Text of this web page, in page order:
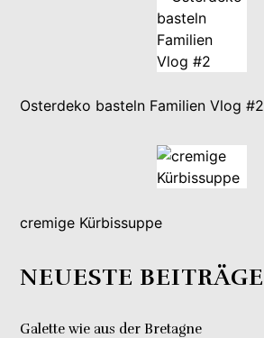
Osterdeko basteln Familien Vlog #2
cremige Kürbissuppe
NEUESTE BEITRÄGE
Galette wie aus der Bretagne